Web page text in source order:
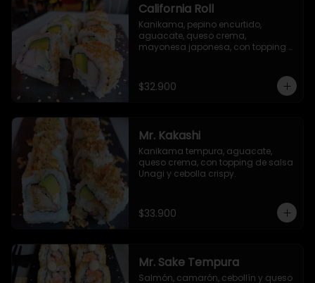
California Roll
Kanikama, pepino encurtido,
aguacate, queso crema,
mayonesa japonesa, con topping
$32.900
Mr. Kakashi
Kanikama tempura, aguacate,
queso crema, con topping de salsa
Unagi y cebolla crispy.
$33.900
Mr. Sake Tempura
Salmón, camarón, cebollín y queso